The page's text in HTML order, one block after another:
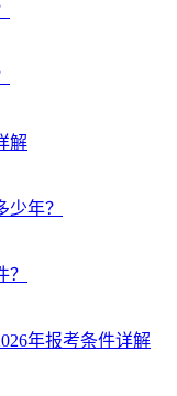
解
年？
年报考条件详解